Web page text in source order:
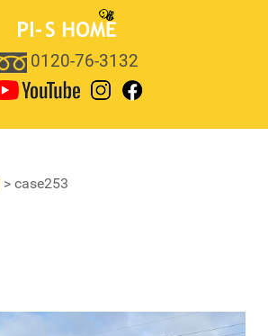
0120-76-3132
> case253